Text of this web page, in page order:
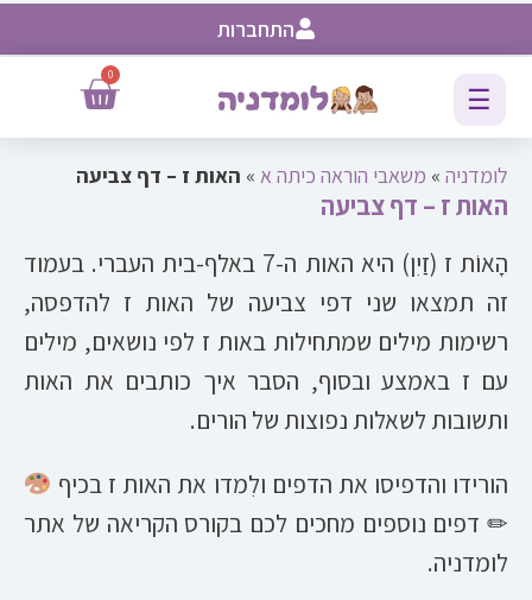
התחברות
0
☰
לומדניה » משאבי הוראה כיתה א » האות ז – דף צביעה
האות ז – דף צביעה
הָאוֹת ז (זַיִן) היא האות ה-7 באלף-בית העברי. בעמוד
זה תמצאו שני דפי צביעה של האות ז להדפסה,
רשימות מילים שמתחילות באות ז לפי נושאים, מילים
עם ז באמצע ובסוף, הסבר איך כותבים את האות
ותשובות לשאלות נפוצות של הורים.
הורידו והדפיסו את הדפים ולִמדו את האות ז בכיף
✏ דפים נוספים מחכים לכם בקורס הקריאה של אתר
לומדניה.